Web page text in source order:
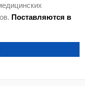
Поставляются в